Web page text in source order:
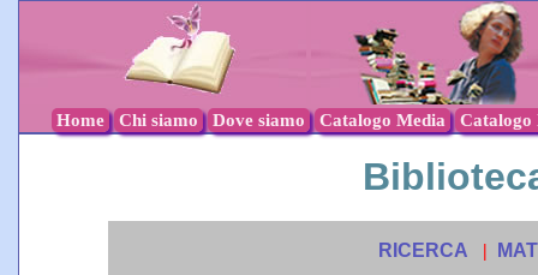
Home Chi siamo Dove siamo Catalogo Media Catalogo
RICERCA |